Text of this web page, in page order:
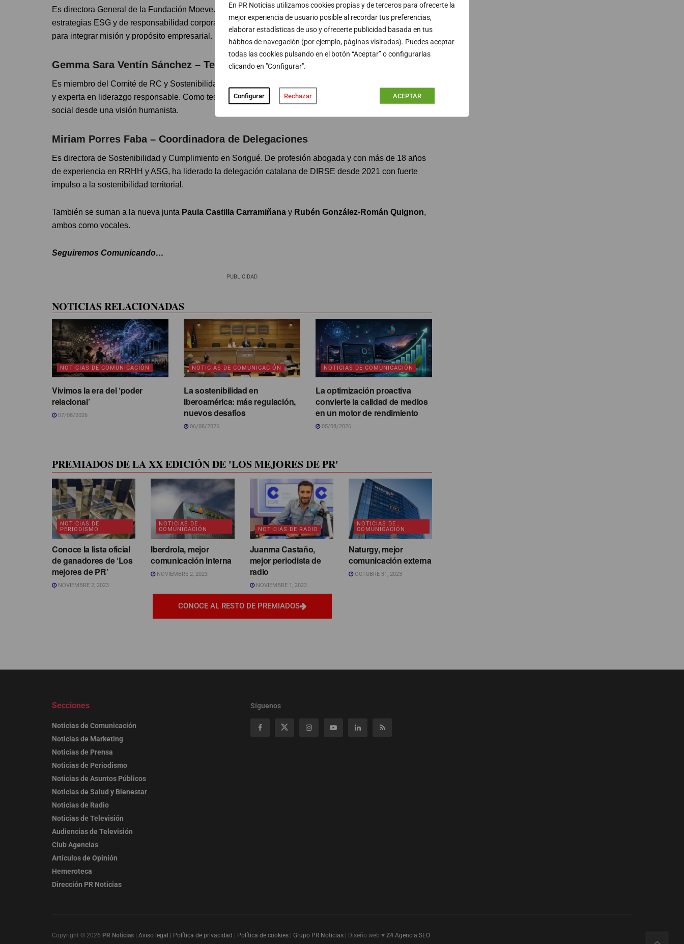
En PR Noticias utilizamos cookies propias y de terceros para ofrecerte la
mejor experiencia de usuario posible al recordar tus preferencias,
elaborar estadísticas de uso y ofrecerte publicidad basada en tus
hábitos de navegación (por ejemplo, páginas visitadas). Puedes aceptar
todas las cookies pulsando en el botón “Aceptar” o configurarlas
clicando en "Configurar".
Configurar Rechazar ACEPTAR
Es directora General de la Fundación Moeve. Con más de 20 años de experiencia, ha liderado las
estrategias ESG y de responsabilidad corporativa en Cepsa (ahora Moeve). Destaca por su capacidad
para integrar misión y propósito empresarial.
Gemma Sara Ventín Sánchez – Tesorera
Es miembro del Comité de RC y Sostenibilidad en Bureau Veritas, doctora en Ciencias de la Información
y experta en liderazgo responsable. Como tesorera integrará comunicación, sostenibilidad y conciencia
social desde una visión humanista.
Miriam Porres Faba – Coordinadora de Delegaciones
Es directora de Sostenibilidad y Cumplimiento en Sorigué. De profesión abogada y con más de 18 años
de experiencia en RRHH y ASG, ha liderado la delegación catalana de DIRSE desde 2021 con fuerte
impulso a la sostenibilidad territorial.
También se suman a la nueva junta Paula Castilla Carramiñana y Rubén González-Román Quignon,
ambos como vocales.
Seguiremos Comunicando…
PUBLICIDAD
NOTICIAS RELACIONADAS
NOTICIAS DE COMUNICACIÓN
Vivimos la era del ‘poder
relacional’
07/08/2026
NOTICIAS DE COMUNICACIÓN
La sostenibilidad en
Iberoamérica: más regulación,
nuevos desafíos
06/08/2026
NOTICIAS DE COMUNICACIÓN
La optimización proactiva
convierte la calidad de medios
en un motor de rendimiento
05/08/2026
PREMIADOS DE LA XX EDICIÓN DE 'LOS MEJORES DE PR'
NOTICIAS DE
PERIODISMO
Conoce la lista oficial
de ganadores de ‘Los
mejores de PR’
NOVIEMBRE 2, 2023
NOTICIAS DE
COMUNICACIÓN
Iberdrola, mejor
comunicación interna
NOVIEMBRE 2, 2023
NOTICIAS DE RADIO
Juanma Castaño,
mejor periodista de
radio
NOVIEMBRE 1, 2023
NOTICIAS DE
COMUNICACIÓN
Naturgy, mejor
comunicación externa
OCTUBRE 31, 2023
CONOCE AL RESTO DE PREMIADOS
Secciones
Noticias de Comunicación
Noticias de Marketing
Noticias de Prensa
Noticias de Periodismo
Noticias de Asuntos Públicos
Noticias de Salud y Bienestar
Noticias de Radio
Noticias de Televisión
Audiencias de Televisión
Club Agencias
Artículos de Opinión
Hemeroteca
Dirección PR Noticias
Síguenos
Copyright © 2026 PR Noticias | Aviso legal | Política de privacidad | Política de cookies | Grupo PR Noticias | Diseño web ♥ Z4 Agencia SEO